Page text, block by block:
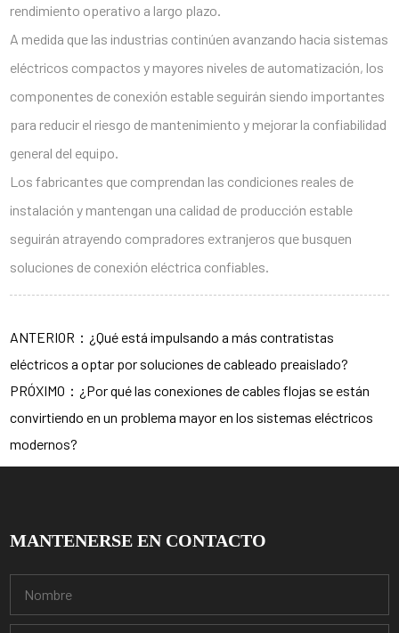
rendimiento operativo a largo plazo.
A medida que las industrias continúen avanzando hacia sistemas
eléctricos compactos y mayores niveles de automatización, los
componentes de conexión estable seguirán siendo importantes
para reducir el riesgo de mantenimiento y mejorar la confiabilidad
general del equipo.
Los fabricantes que comprendan las condiciones reales de
instalación y mantengan una calidad de producción estable
seguirán atrayendo compradores extranjeros que busquen
soluciones de conexión eléctrica confiables.
ANTERIOR：¿Qué está impulsando a más contratistas
eléctricos a optar por soluciones de cableado preaislado?
PRÓXIMO：¿Por qué las conexiones de cables flojas se están
convirtiendo en un problema mayor en los sistemas eléctricos
modernos?
MANTENERSE EN CONTACTO